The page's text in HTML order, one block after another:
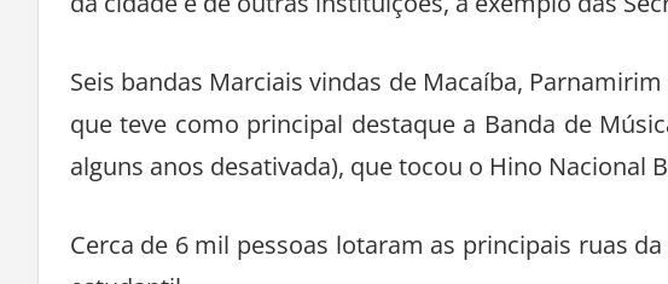
da cidade e de outras instituições, a exemplo das
Seis bandas Marciais vindas de Macaíba,
que teve como principal destaque a Banda de
alguns anos desativada), que tocou o Hino Nacional
Cerca de 6 mil pessoas lotaram as principais ruas